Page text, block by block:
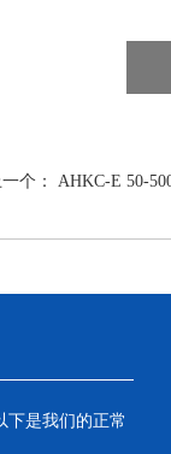
个： AHKC-E 50-
下是我们的正常